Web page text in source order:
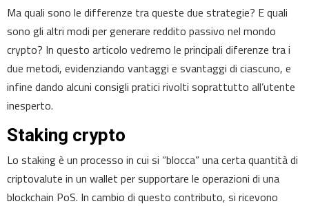
Ma quali sono le differenze tra queste due strategie? E quali
sono gli altri modi per generare reddito passivo nel mondo
crypto? In questo articolo vedremo le principali diferenze tra i
due metodi, evidenziando vantaggi e svantaggi di ciascuno, e
infine dando alcuni consigli pratici rivolti soprattutto all’utente
inesperto.
Staking crypto
Lo staking è un processo in cui si “blocca” una certa quantità di
criptovalute in un wallet per supportare le operazioni di una
blockchain PoS. In cambio di questo contributo, si ricevono